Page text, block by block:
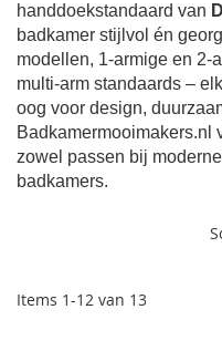
handdoekstandaard van
badkamer stijlvol én
modellen, 1‑armige en
multi‑arm standaards –
oog voor design,
Badkamermooimakers.nl
zowel passen bij
badkamers.
Items 1-12 van 13